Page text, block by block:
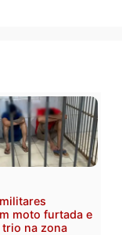
nos locais onde